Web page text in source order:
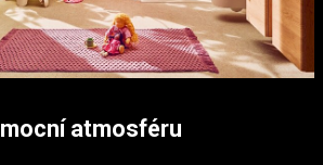
atmosféru